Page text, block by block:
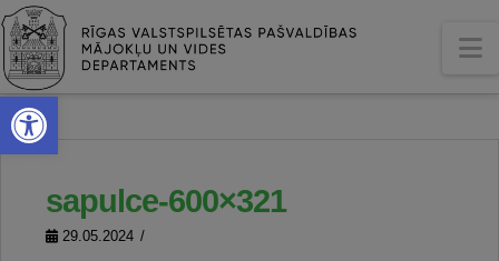
Open toolbar
sapulce-600×321
29.05.2024